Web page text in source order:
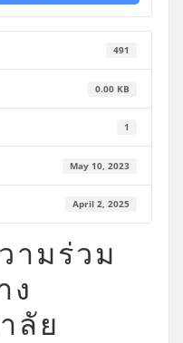
491
0.00 KB
1
May 10, 2023
April 2, 2025
ามร่วม
ง
ลัย